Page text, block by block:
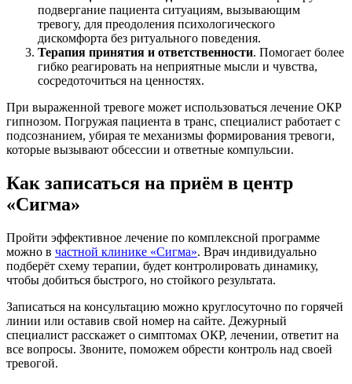
подвергание пациента ситуациям, вызывающим
тревогу, для преодоления психологического
дискомфорта без ритуального поведения.
Терапия принятия и ответственности. Помогает более
гибко реагировать на неприятные мысли и чувства,
сосредоточиться на ценностях.
При выраженной тревоге может использоваться лечение ОКР
гипнозом. Погружая пациента в транс, специалист работает с
подсознанием, убирая те механизмы формирования тревоги,
которые вызывают обсессии и ответные компульсии.
Как записаться на приём в центр
«Сигма»
Пройти эффективное лечение по комплексной программе
можно в частной клинике «Сигма». Врач индивидуально
подберёт схему терапии, будет контролировать динамику,
чтобы добиться быстрого, но стойкого результата.
Записаться на консультацию можно круглосуточно по горячей
линии или оставив свой номер на сайте. Дежурный
специалист расскажет о симптомах ОКР, лечении, ответит на
все вопросы. Звоните, поможем обрести контроль над своей
тревогой.